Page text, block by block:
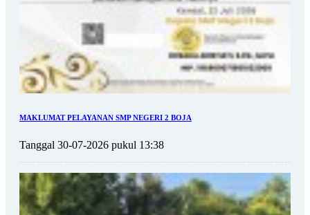
MAKLUMAT PELAYANAN SMP NEGERI 2 BOJA
Tanggal 30-07-2026 pukul 13:38